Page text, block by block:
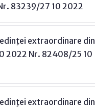
83239/27 10 2022
extraordinare din
2022 Nr. 82408/25 10
extraordinare din